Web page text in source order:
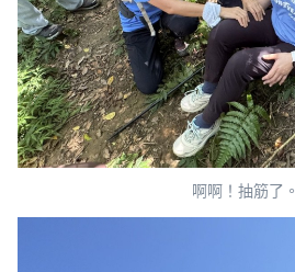
啊啊！抽筋了。